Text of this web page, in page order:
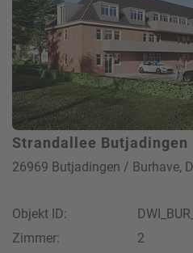
Strandallee Butjadingen
26969 Butjadingen / Burhave,
Objekt ID:
Zimmer:
2